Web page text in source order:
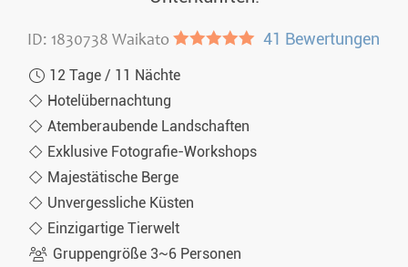
ID: 1830738 Waikato ●●●●● 41 Bewertungen
12 Tage / 11 Nächte
Hotelübernachtung
Atemberaubende Landschaften
Exklusive Fotografie-Workshops
Majestätische Berge
Unvergessliche Küsten
Einzigartige Tierwelt
Gruppengröße 3~6 Personen